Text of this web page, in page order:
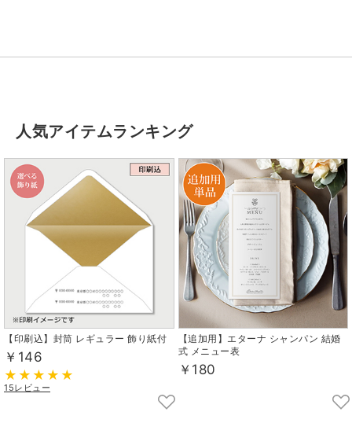
人気アイテムランキング
【印刷込】封筒 レギュラー 飾り紙付
￥146
15レビュー
【追加用】エターナ シャンパン 結婚
式 メニュー表
￥180